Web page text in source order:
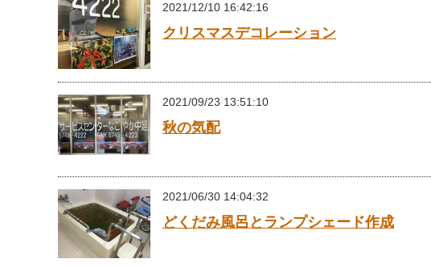
2021/12/10 16:42:16
クリスマスデコレーション
2021/09/23 13:51:10
秋の気配
2021/06/30 14:04:32
どくだみ風呂とランプシェード作成